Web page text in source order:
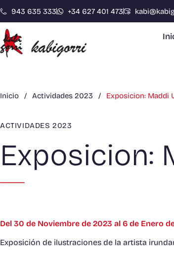
943 635 333 +34 627 401 473
Inicio / Actividades 2023 / Exposicion: Maddi
ACTIVIDADES 2023
Exposicion:
Del 30 de Noviembre de 2023 al 6 de Enero
Exposición de ilustraciones de la artista